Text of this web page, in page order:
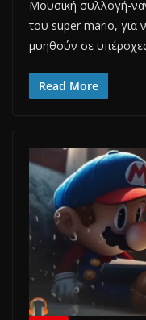
Mουσική συλλογή-
του super mario, για
μυηθούν σε
Read More